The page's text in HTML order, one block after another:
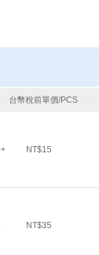
台幣稅前單價/PCS
NT$15
NT$35